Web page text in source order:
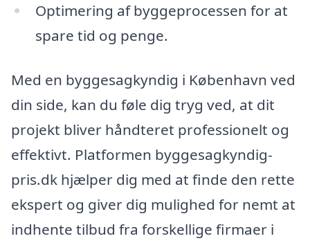
Optimering af byggeprocessen for at
spare tid og penge.
Med en byggesagkyndig i København ved
din side, kan du føle dig tryg ved, at dit
projekt bliver håndteret professionelt og
effektivt. Platformen byggesagkyndig-
pris.dk hjælper dig med at finde den rette
ekspert og giver dig mulighed for nemt at
indhente tilbud fra forskellige firmaer i